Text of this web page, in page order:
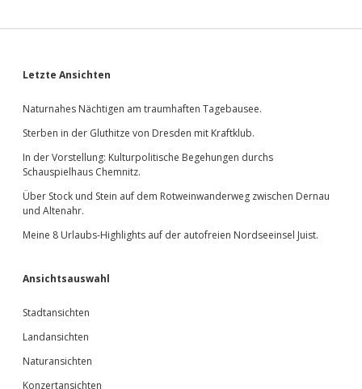
Sidebar
Letzte Ansichten
Naturnahes Nächtigen am traumhaften Tagebausee.
Sterben in der Gluthitze von Dresden mit Kraftklub.
In der Vorstellung: Kulturpolitische Begehungen durchs
Schauspielhaus Chemnitz.
Über Stock und Stein auf dem Rotweinwanderweg zwischen Dernau
und Altenahr.
Meine 8 Urlaubs-Highlights auf der autofreien Nordseeinsel Juist.
Ansichtsauswahl
Stadtansichten
Landansichten
Naturansichten
Konzertansichten